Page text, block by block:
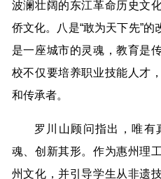
波澜壮阔的东江革命历史文
侨文化。八是“敢为天下先”
是一座城市的灵魂，教育是
校不仅要培养职业技能人才
和传承者。
罗川山顾问指出，唯有
魂、创新其形。作为惠州理
州文化，并引导学生从非遗